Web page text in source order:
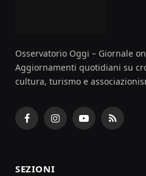
Osservatorio Oggi – Giornale
Aggiornamenti quotidiani su
cultura, turismo e
FacebookInstagramYouTubeRSS
SEZIONI